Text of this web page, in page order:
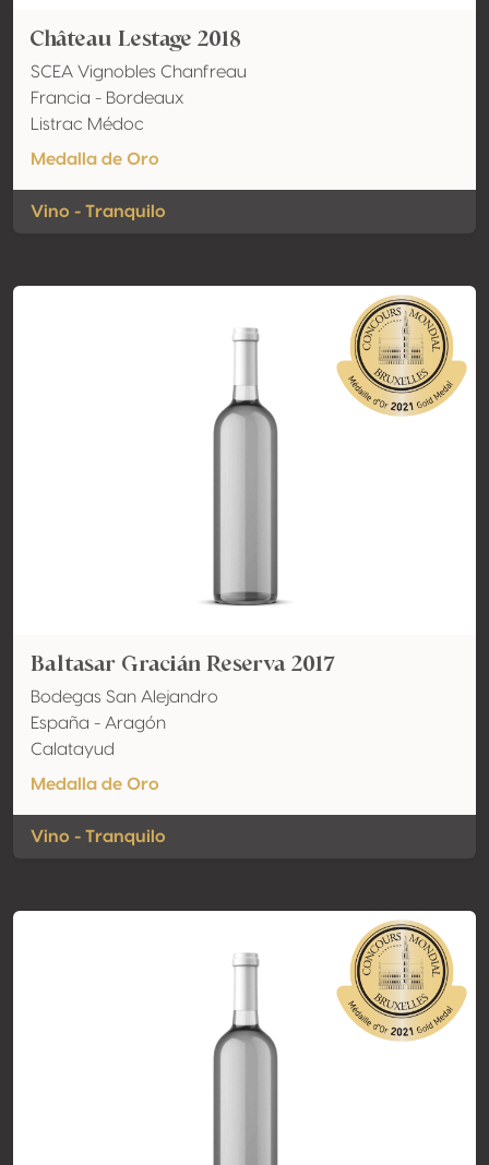
Château Lestage 2018
SCEA Vignobles Chanfreau
Francia - Bordeaux
Listrac Médoc
Medalla de Oro
Vino - Tranquilo
Baltasar Gracián Reserva 2017
Bodegas San Alejandro
España - Aragón
Calatayud
Medalla de Oro
Vino - Tranquilo